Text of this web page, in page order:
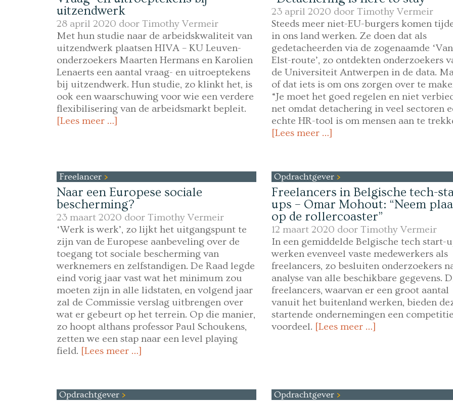
uitzendwerk
28 april 2020 door Timothy Vermeir
Met hun studie naar de arbeidskwaliteit van
uitzendwerk plaatsen HIVA – KU Leuven-
onderzoekers Maarten Hermans en Karolien
Lenaerts een aantal vraag- en uitroeptekens
bij uitzendwerk. Hun studie, zo klinkt het, is
ook een waarschuwing voor wie een verdere
flexibilisering van de arbeidsmarkt bepleit.
[Lees meer …]
23 april 2020 door Timothy Vermeir
Steeds meer niet-EU-burgers komen
in ons land werken. Ze doen dat als
gedetacheerden via de zogenaamde
Elst-route’, zo ontdekten onderzoekers
de Universiteit Antwerpen in de data.
of dat iets is om ons zorgen over te
“Je moet het goed regelen en niet
net omdat detachering in veel sectoren
echte HR-tool is om mensen aan te
[Lees meer …]
Freelancer
Naar een Europese sociale
bescherming?
23 maart 2020 door Timothy Vermeir
‘Werk is werk’, zo lijkt het uitgangspunt te
zijn van de Europese aanbeveling over de
toegang tot sociale bescherming van
werknemers en zelfstandigen. De Raad legde
eind vorig jaar vast wat het minimum zou
moeten zijn in alle lidstaten, en volgend jaar
zal de Commissie verslag uitbrengen over
wat er gebeurt op het terrein. Op die manier,
zo hoopt althans professor Paul Schoukens,
zetten we een stap naar een level playing
field. [Lees meer …]
Opdrachtgever
Freelancers in Belgische tech-
ups – Omar Mohout: “Neem
op de rollercoaster”
12 maart 2020 door Timothy Vermeir
In een gemiddelde Belgische tech start-
werken evenveel vaste medewerkers als
freelancers, zo besluiten onderzoekers
analyse van alle beschikbare gegevens.
freelancers, waarvan er een groot aantal
vanuit het buitenland werken, bieden
startende ondernemingen een
voordeel. [Lees meer …]
Opdrachtgever Opdrachtgever